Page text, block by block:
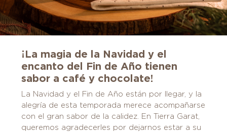
¡La magia de la Navidad y el
encanto del Fin de Año tienen
sabor a café y chocolate!
La Navidad y el Fin de Año están por llegar, y la
alegría de esta temporada merece acompañarse
con el gran sabor de la calidez. En Tierra Garat,
queremos agradecerles por dejarnos estar a su